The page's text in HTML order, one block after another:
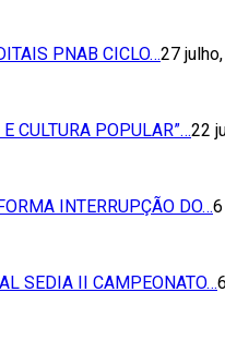
PNAB CICLO…27
CULTURA POPULAR”…22
INTERRUPÇÃO DO…
SEDIA II CAMPEONATO…